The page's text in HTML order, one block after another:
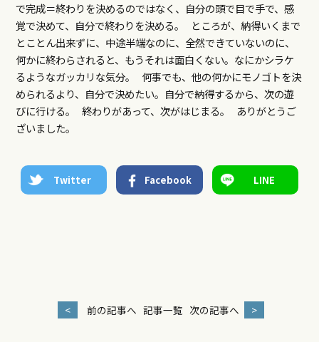
で完成＝終わりを決めるのではなく、自分の頭で目で手で、感
覚で決めて、自分で終わりを決める。 ところが、納得いくまで
とことん出来ずに、中途半端なのに、全然できていないのに、
何かに終わらされると、もうそれは面白くない。なにかシラケ
るようなガッカリな気分。 何事でも、他の何かにモノゴトを決
められるより、自分で決めたい。自分で納得するから、次の遊
びに行ける。 終わりがあって、次がはじまる。 ありがとうご
ざいました。
Twitter Facebook LINE
< 前の記事へ 記事一覧 次の記事へ >